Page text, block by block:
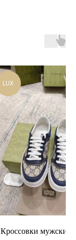
LUX
Кроссовки мужские